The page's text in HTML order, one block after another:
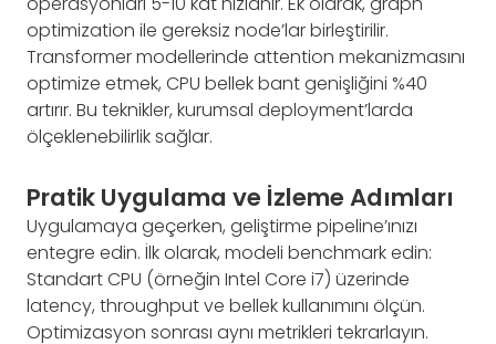
optimization ile gereksiz node’lar birleştirilir.
Transformer modellerinde attention mekanizmasını
optimize etmek, CPU bellek bant genişliğini %40
artırır. Bu teknikler, kurumsal deployment’larda
ölçeklenebilirlik sağlar.
Pratik Uygulama ve İzleme Adımları
Uygulamaya geçerken, geliştirme pipeline’ınızı
entegre edin. İlk olarak, modeli benchmark edin:
Standart CPU (örneğin Intel Core i7) üzerinde
latency, throughput ve bellek kullanımını ölçün.
Optimizasyon sonrası aynı metrikleri tekrarlayın.